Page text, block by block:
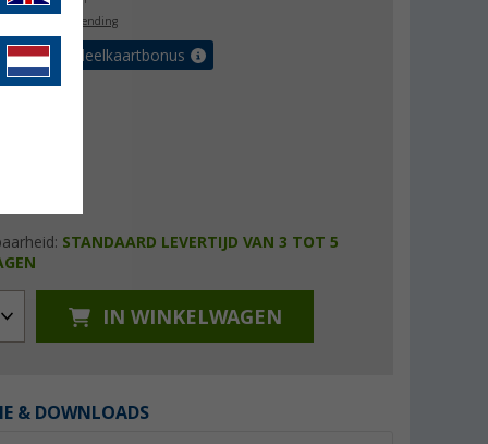
gratis verzending
de voordeelkaartbonus
STANDAARD LEVERTIJD VAN 3 TOT 5
IN WINKELWAGEN
& DOWNLOADS